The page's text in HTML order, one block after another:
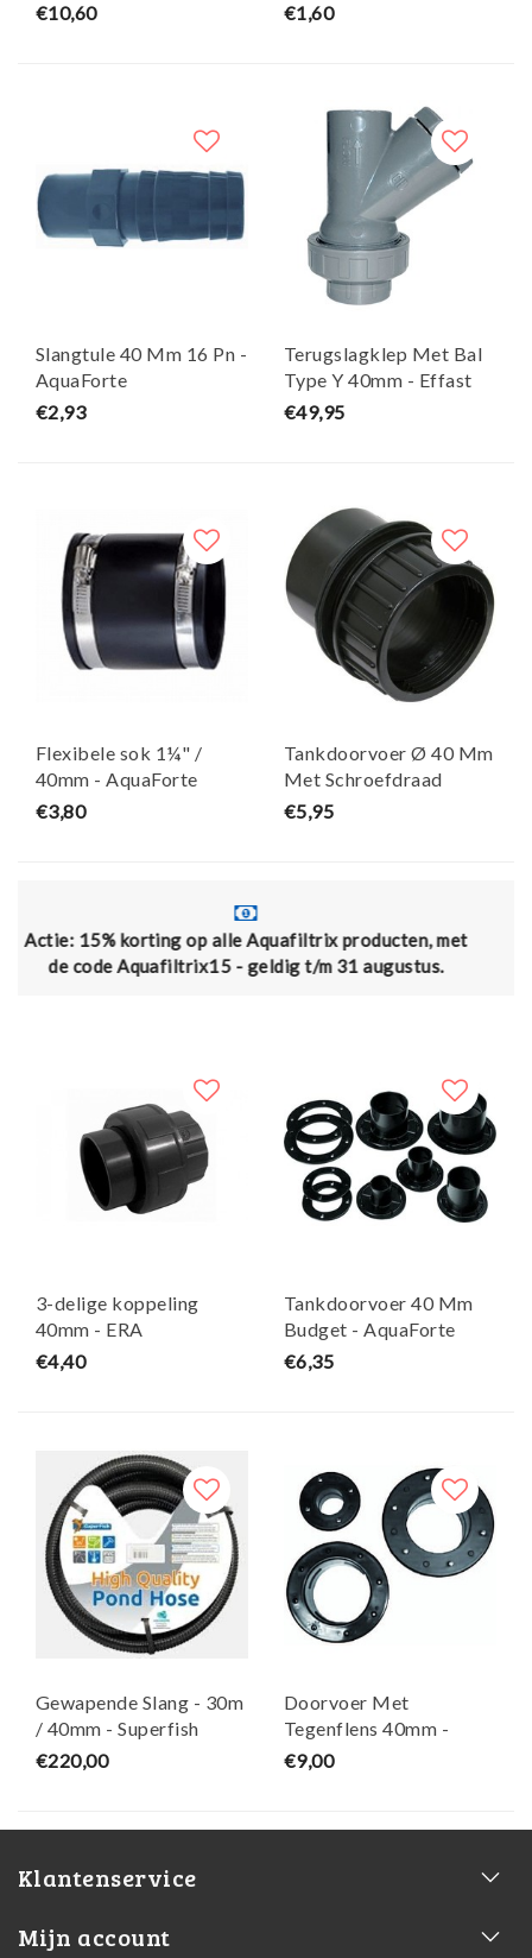
€10,60
€1,60
Slangtule 40 Mm 16 Pn -
AquaForte
€2,93
Terugslagklep Met Bal
Type Y 40mm - Effast
€49,95
Flexibele sok 1¼" /
40mm - AquaForte
€3,80
Tankdoorvoer Ø 40 Mm
Met Schroefdraad
Budget - Xclear
€5,95
alle Aquafiltrix producten, met
- geldig t/m 31 augustus.
Gratis verzending
3-delige koppeling
40mm - ERA
€4,40
Tankdoorvoer 40 Mm
Budget - AquaForte
€6,35
Gewapende Slang - 30m
/ 40mm - Superfish
€220,00
Doorvoer Met
Tegenflens 40mm -
Effast
€9,00
Klantenservice
Mijn account